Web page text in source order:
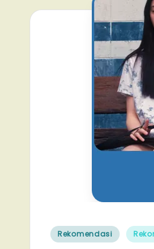
Posted
in Rekomendasi